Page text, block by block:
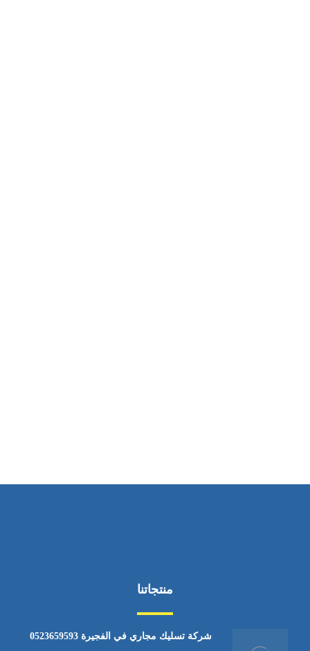
منتجاتنا
شركة تسليك مجاري في الفجيرة 0523659593